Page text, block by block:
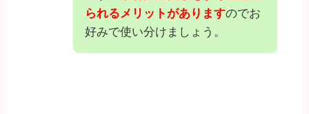
られるメリットがありますのでお
好みで使い分けましょう。